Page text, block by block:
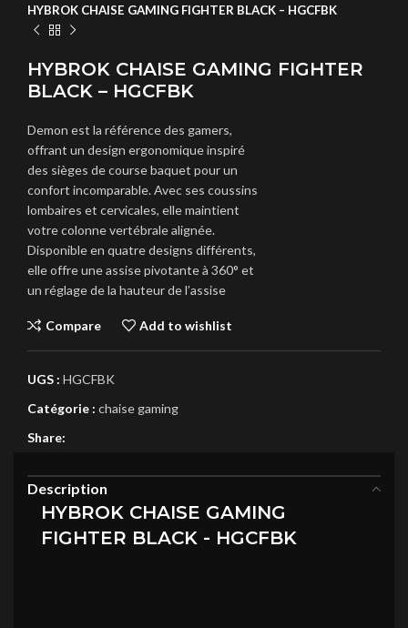
HYBROK CHAISE GAMING FIGHTER BLACK – HGCFBK
HYBROK CHAISE GAMING FIGHTER
BLACK – HGCFBK
Demon est la référence des gamers,
offrant un design ergonomique inspiré
des sièges de course baquet pour un
confort incomparable. Avec ses coussins
lombaires et cervicales, elle maintient
votre colonne vertébrale alignée.
Disponible en quatre designs différents,
elle offre une assise pivotante à 360° et
un réglage de la hauteur de l’assise
Compare Add to wishlist
UGS : HGCFBK
Catégorie : chaise gaming
Share:
Description
HYBROK CHAISE GAMING
FIGHTER BLACK - HGCFBK